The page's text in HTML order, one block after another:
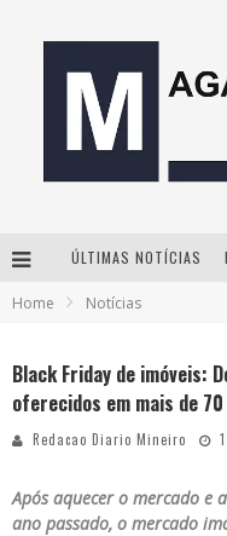
ÚLTIMAS NOTÍCIAS
Home Notícias
Black Friday de imóveis:
oferecidos em mais de
Redacao Diario Mineiro
Após aquecer o mercado e
ano passado, o mercado